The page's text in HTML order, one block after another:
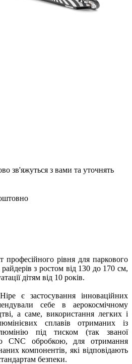
зв'яжуться з вами та уточнять
рівня для паркового
з ростом від 130 до 170 см,
дітям від 10 років.
є застосування інноваційних
себе в аерокосмічному
а саме, використання легких і
сплавів отриманих із
під тиском (так званої
CNC обробкою, для отримання
компонентів, які відповідають
безпеки.